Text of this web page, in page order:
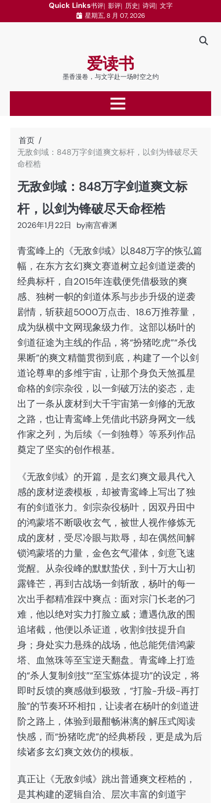
Quick Links书评 影评 历史 诗词 文字
星期五, 8 月 07, 2026
爱读书
墨香漫卷，与文字赴一场时空之约
首页
无敌剑域：848万字剑道爽文标杆，以剑为锋破尽天
命桎梏
无敌剑域：848万字剑道爽文标
杆，以剑为锋破尽天命桎梏
2026年1月22日 by南宫睿渊
青鸾峰上的《无敌剑域》以848万字的恢弘篇
幅，在东方玄幻爽文赛道树立起剑道逆袭的
经典标杆，自2015年连载便凭借极致的爽
感、独树一帜的剑道体系与步步升级的逆袭
剧情，斩获超5000万点击、18.6万推荐量，
成为纵横中文网现象级力作。这部以杨叶的
剑道征途为主线的作品，将“扮猪吃虎”“杀伐
果断”的爽文精髓贯彻到底，构建了一个以剑
道论尊卑的多维宇宙，让那个身负天煞孤星
命格的剑宗杂役，以一剑破万法的姿态，走
出了一条从废材到大千宇宙第一剑修的无敌
之路，也让青鸾峰上凭借此书跻身网文一线
作家之列，为后续《一剑独尊》等系列作品
奠定了坚实的创作根基。
《无敌剑域》的开篇，是玄幻爽文最具代入
感的废材逆袭模板，却被青鸾峰上写出了独
有的剑道张力。剑宗杂役杨叶，因双丹田中
的鸿蒙塔不断吸收玄气，被世人视作修炼无
成的废材，受尽冷眼与欺辱，却在偶然间解
锁鸿蒙塔的力量，金色玄气灌体，剑意飞速
觉醒。从杂役峰的默默蛰伏，到十万大山初
露锋芒，再到古战场一剑斩敌，杨叶的每一
次出手都精准踩中爽点：面对宗门长老的刁
难，他以绝对实力打脸立威；遭遇仇敌的围
追堵截，他便以杀证道，收割剑技提升自
身；身处实力悬殊的战场，他总能凭借鸿蒙
塔、血煞珠等至宝逆天翻盘。青鸾峰上打造
的“杀人复制剑技”“至宝炼体提功”的设定，将
即时反馈的爽感做到极致，“打脸-升级-再打
脸”的节奏环环相扣，让读者在杨叶的剑道进
阶之路上，体验到最酣畅淋漓的解压式阅读
快感，而“扮猪吃虎”的经典桥段，更是成为后
续诸多玄幻爽文效仿的模板。
真正让《无敌剑域》跳出普通爽文桎梏的，
是其构建的逻辑自洽、层次丰富的剑道宇